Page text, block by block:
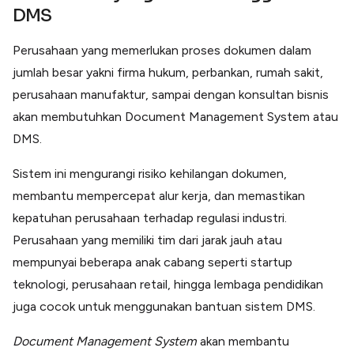
DMS
Perusahaan yang memerlukan proses dokumen dalam
jumlah besar yakni firma hukum, perbankan, rumah sakit,
perusahaan manufaktur, sampai dengan konsultan bisnis
akan membutuhkan Document Management System atau
DMS.
Sistem ini mengurangi risiko kehilangan dokumen,
membantu mempercepat alur kerja, dan memastikan
kepatuhan perusahaan terhadap regulasi industri.
Perusahaan yang memiliki tim dari jarak jauh atau
mempunyai beberapa anak cabang seperti startup
teknologi, perusahaan retail, hingga lembaga pendidikan
juga cocok untuk menggunakan bantuan sistem DMS.
Document Management System akan membantu